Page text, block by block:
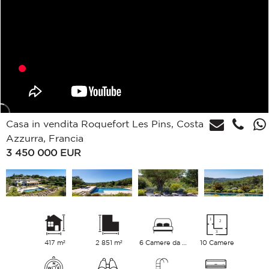
Casa in vendita Roquefort Les Pins, Costa
Azzurra, Francia
3 450 000 EUR
417 m² 2 851 m² 10 Camere